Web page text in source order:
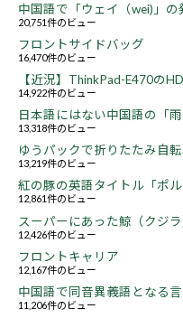
中国語で「ウェイ（wei)」の
20,751件のビュー
フロントサイドバッグ
16,470件のビュー
【近況】ThinkPad-E470の
14,922件のビュー
日本語にはない中国語の「
13,318件のビュー
ゆうパックで折りたたみ自
13,219件のビュー
紅の豚の英語タイトル「ポ
12,861件のビュー
スーパーにあった鯨（クジ
12,426件のビュー
フロントキャリア
12,167件のビュー
中国語で同音異義語となる言
11,206件のビュー